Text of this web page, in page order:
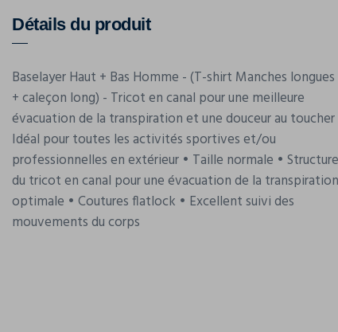
Détails du produit
Baselayer Haut + Bas Homme - (T-shirt Manches longues
+ caleçon long) - Tricot en canal pour une meilleure
évacuation de la transpiration et une douceur au toucher
Idéal pour toutes les activités sportives et/ou
professionnelles en extérieur • Taille normale • Structure
du tricot en canal pour une évacuation de la transpiration
optimale • Coutures flatlock • Excellent suivi des
mouvements du corps